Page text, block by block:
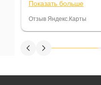
постоянно были на
Считаю, что это
Показать больше
Отзыв Яндекс.Карты